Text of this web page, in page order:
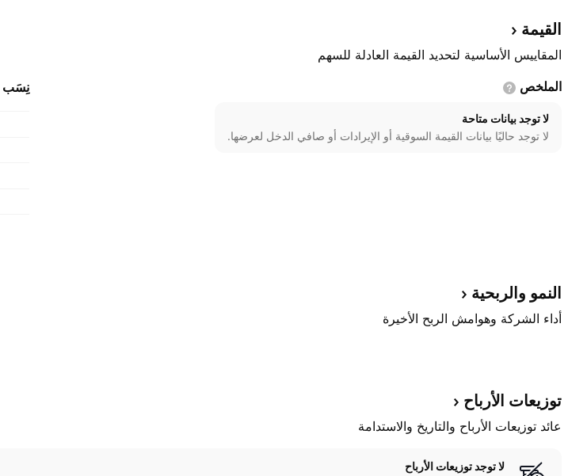
القيمة
المقاييس الأساسية لتحديد القيمة العادلة للسهم
الملخص
لا توجد بيانات متاحة
لا توجد حاليًا بيانات القيمة السوقية أو الإيرادات أو صافي الدخل لعرضها.
نِسَب
النمو والربحية
أداء الشركة وهوامش الربح الأخيرة
توزيعات الأرباح
عائد توزيعات الأرباح والتاريخ والاستدامة
لا توجد توزيعات الأرباح